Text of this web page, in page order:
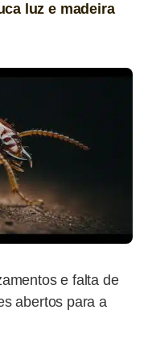
luz e madeira
e falta de
abertos para a